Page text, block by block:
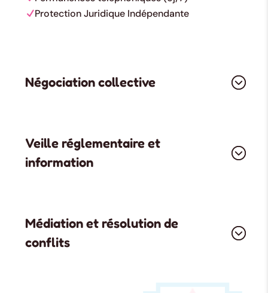
Protection Juridique Indépendante
Négociation collective
Veille réglementaire et
information
Médiation et résolution de
conflits